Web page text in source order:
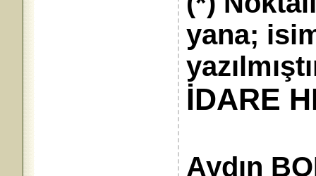
yana;
İDARE
Aydın